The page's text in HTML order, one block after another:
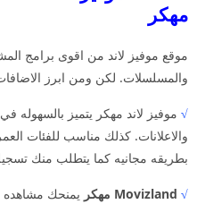
مهكر
موقع موفيز لاند من اقوى برامج
والمسلسلات. لكن ومن ابرز
√ موفيز لاند مهكر يتميز بالسهوله
والاعلانات. كذلك مناسب للفئات
بطريقه مجانيه كما يتطلب منك
√ Movizland مهكر
يمنحك مشاهده